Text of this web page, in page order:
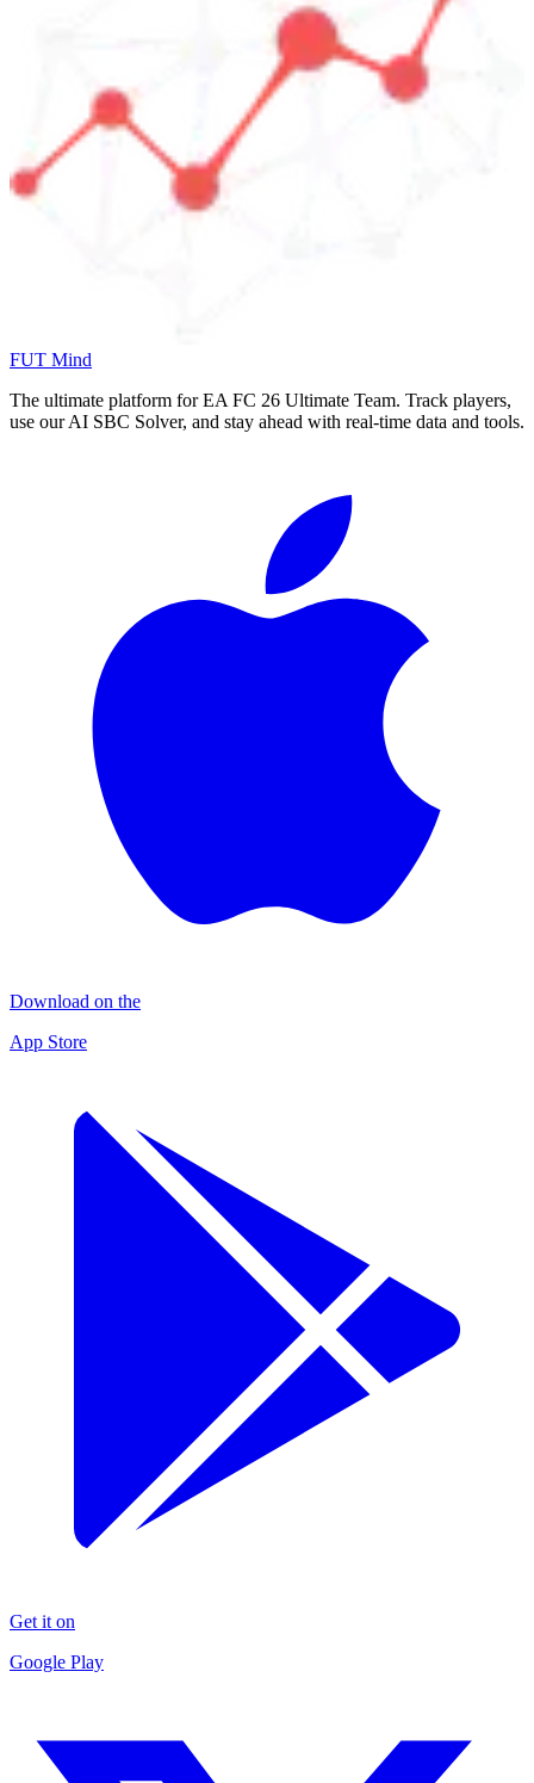
FUT Mind
The ultimate platform for EA FC 26 Ultimate Team. Track players,
use our AI SBC Solver, and stay ahead with real-time data and tools.
Download on the
App Store
Get it on
Google Play